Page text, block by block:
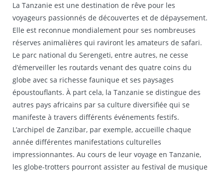
La Tanzanie est une destination de rêve pour les
voyageurs passionnés de découvertes et de dépaysement.
Elle est reconnue mondialement pour ses nombreuses
réserves animalières qui raviront les amateurs de safari.
Le parc national du Serengeti, entre autres, ne cesse
d’émerveiller les routards venant des quatre coins du
globe avec sa richesse faunique et ses paysages
époustouflants. À part cela, la Tanzanie se distingue des
autres pays africains par sa culture diversifiée qui se
manifeste à travers différents événements festifs.
L’archipel de Zanzibar, par exemple, accueille chaque
année différentes manifestations culturelles
impressionnantes. Au cours de leur voyage en Tanzanie,
les globe-trotters pourront assister au festival de musique